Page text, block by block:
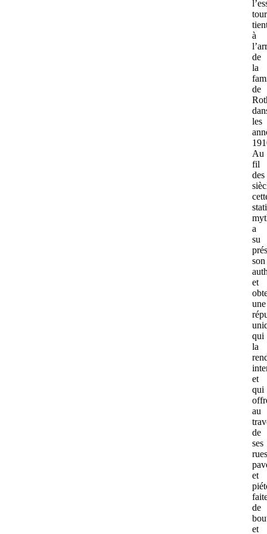
à
de
la
de
les
Au
fil
des
a
su
son
et
une
qui
la
et
qui
au
de
ses
rues
et
de
et